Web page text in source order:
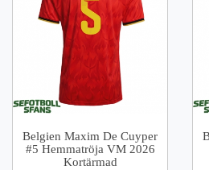
Belgien Maxim De Cuyper
#5 Hemmatröja VM 2026
Kortärmad